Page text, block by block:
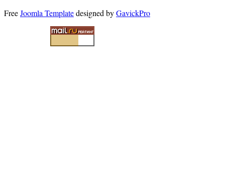
FreeJoomla Templatedesigned byGavickPro